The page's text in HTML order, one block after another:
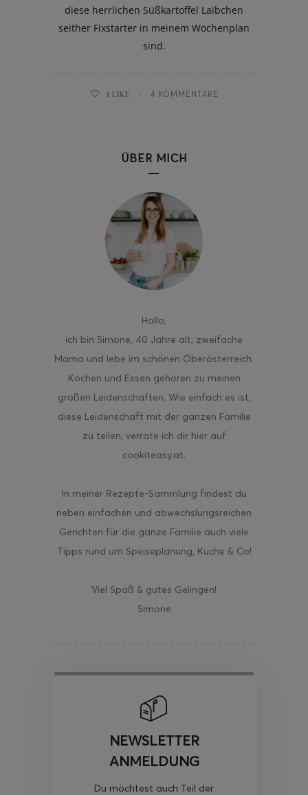
diese herrlichen Süßkartoffel Laibchen
seither Fixstarter in meinem Wochenplan
sind.
1 LIKE 4 KOMMENTARE
ÜBER MICH
Hallo,
ich bin Simone, 40 Jahre alt, zweifache
Mama und lebe im schönen Oberösterreich.
Kochen und Essen gehören zu meinen
großen Leidenschaften. Wie einfach es ist,
diese Leidenschaft mit der ganzen Familie
zu teilen, verrate ich dir hier auf
cookiteasy.at.
In meiner Rezepte-Sammlung findest du
neben einfachen und abwechslungsreichen
Gerichten für die ganze Familie auch viele
Tipps rund um Speiseplanung, Küche & Co!
Viel Spaß & gutes Gelingen!
Simone
NEWSLETTER
ANMELDUNG
Du möchtest auch Teil der